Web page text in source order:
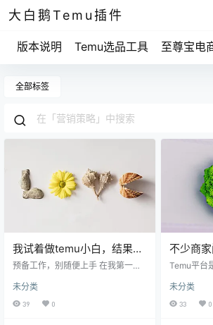
大白鹅Temu插件
版本说明 Temu选品工具 至尊宝电
全部标签
我试着做temu小白，结果收
获了这些惊喜和挑战！
预备工作，别随便上手 在我第一次
功课。大家都知道，做电商可不是
随便上上架就行了，得提前了解一
未分类
39 0
不少商
究竟有
Temu平台
连接卖家和
把你的商
未分类
33 0